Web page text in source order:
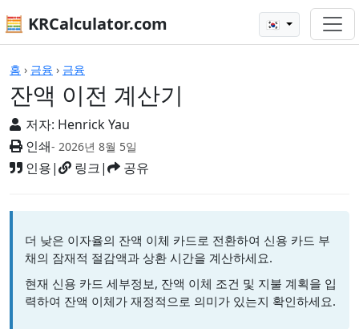
🧮 KRCalculator.com 🇰🇷
홈 › 금융 › 금융
잔액 이전 계산기
저자: Henrick Yau
인쇄- 2026년 8월 5일
인용| 링크| 공유
계산기
더 낮은 이자율의 잔액 이체 카드로 전환하여 신용 카드 부
채의 잠재적 절감액과 상환 시간을 계산하세요.
현재 신용 카드 세부정보, 잔액 이체 조건 및 지불 계획을 입
력하여 잔액 이체가 재정적으로 의미가 있는지 확인하세요.